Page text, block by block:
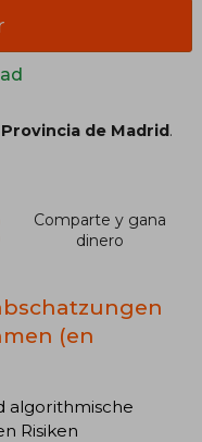
Provincia de Madrid.
Comparte y gana
dinero
(en
algorithmische
Risiken